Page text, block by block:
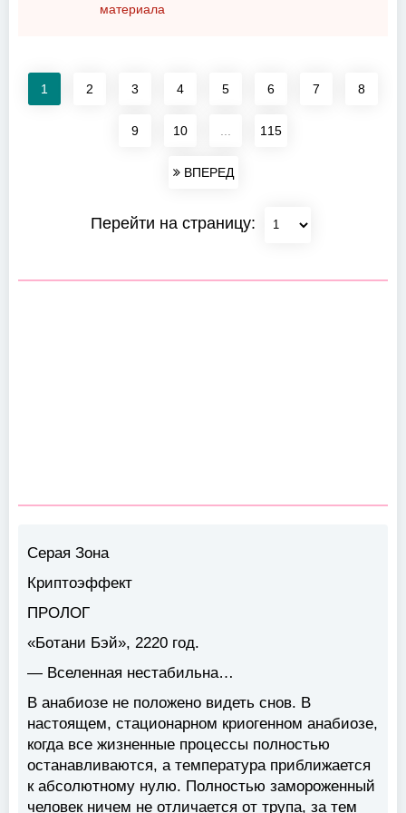
материала
1 2 3 4 5 6 7 8
9 10 115
ВПЕРЕД
Перейти на страницу:
Серая Зона
Криптоэффект
ПРОЛОГ
«Ботани Бэй», 2220 год.
— Вселенная нестабильна…
В анабиозе не положено видеть снов. В
настоящем, стационарном криогенном анабиозе,
когда все жизненные процессы полностью
останавливаются, а температура приближается
к абсолютному нулю. Полностью замороженный
человек ничем не отличается от трупа, за тем